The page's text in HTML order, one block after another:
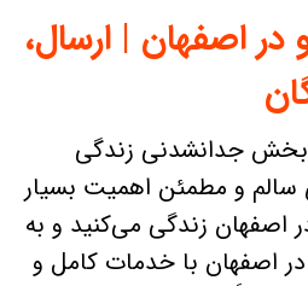
در اصفهان | ارسال،
بخش جدانشدنی زندگی
و مطمئن اهمیت بسیار
اصفهان زندگی می‌کنید و به
اصفهان با خدمات کامل و